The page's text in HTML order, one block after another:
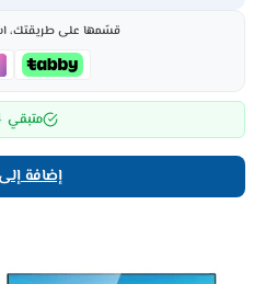
قسّمها على طريقتك،
متبقي
إضافة